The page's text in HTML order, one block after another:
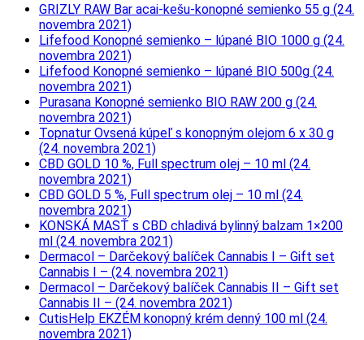
GRIZLY RAW Bar acai-kešu-konopné semienko 55 g (24.
novembra 2021)
Lifefood Konopné semienko – lúpané BIO 1000 g (24.
novembra 2021)
Lifefood Konopné semienko – lúpané BIO 500g (24.
novembra 2021)
Purasana Konopné semienko BIO RAW 200 g (24.
novembra 2021)
Topnatur Ovsená kúpeľ s konopným olejom 6 x 30 g
(24. novembra 2021)
CBD GOLD 10 %, Full spectrum olej – 10 ml (24.
novembra 2021)
CBD GOLD 5 %, Full spectrum olej – 10 ml (24.
novembra 2021)
KONSKÁ MASŤ s CBD chladivá bylinný balzam 1×200
ml (24. novembra 2021)
Dermacol – Darčekový balíček Cannabis I – Gift set
Cannabis I – (24. novembra 2021)
Dermacol – Darčekový balíček Cannabis II – Gift set
Cannabis II – (24. novembra 2021)
CutisHelp EKZÉM konopný krém denný 100 ml (24.
novembra 2021)